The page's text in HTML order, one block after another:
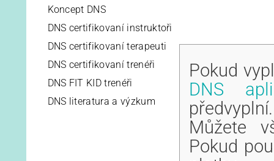
Koncept DNS
DNS certifikovaní instruktoři
DNS certifikovaní terapeuti
DNS certifikovaní trenéři
DNS FIT KID trenéři
DNS literatura a výzkum
Pokud
DNS
předvyplní.
Můžete
Pokud